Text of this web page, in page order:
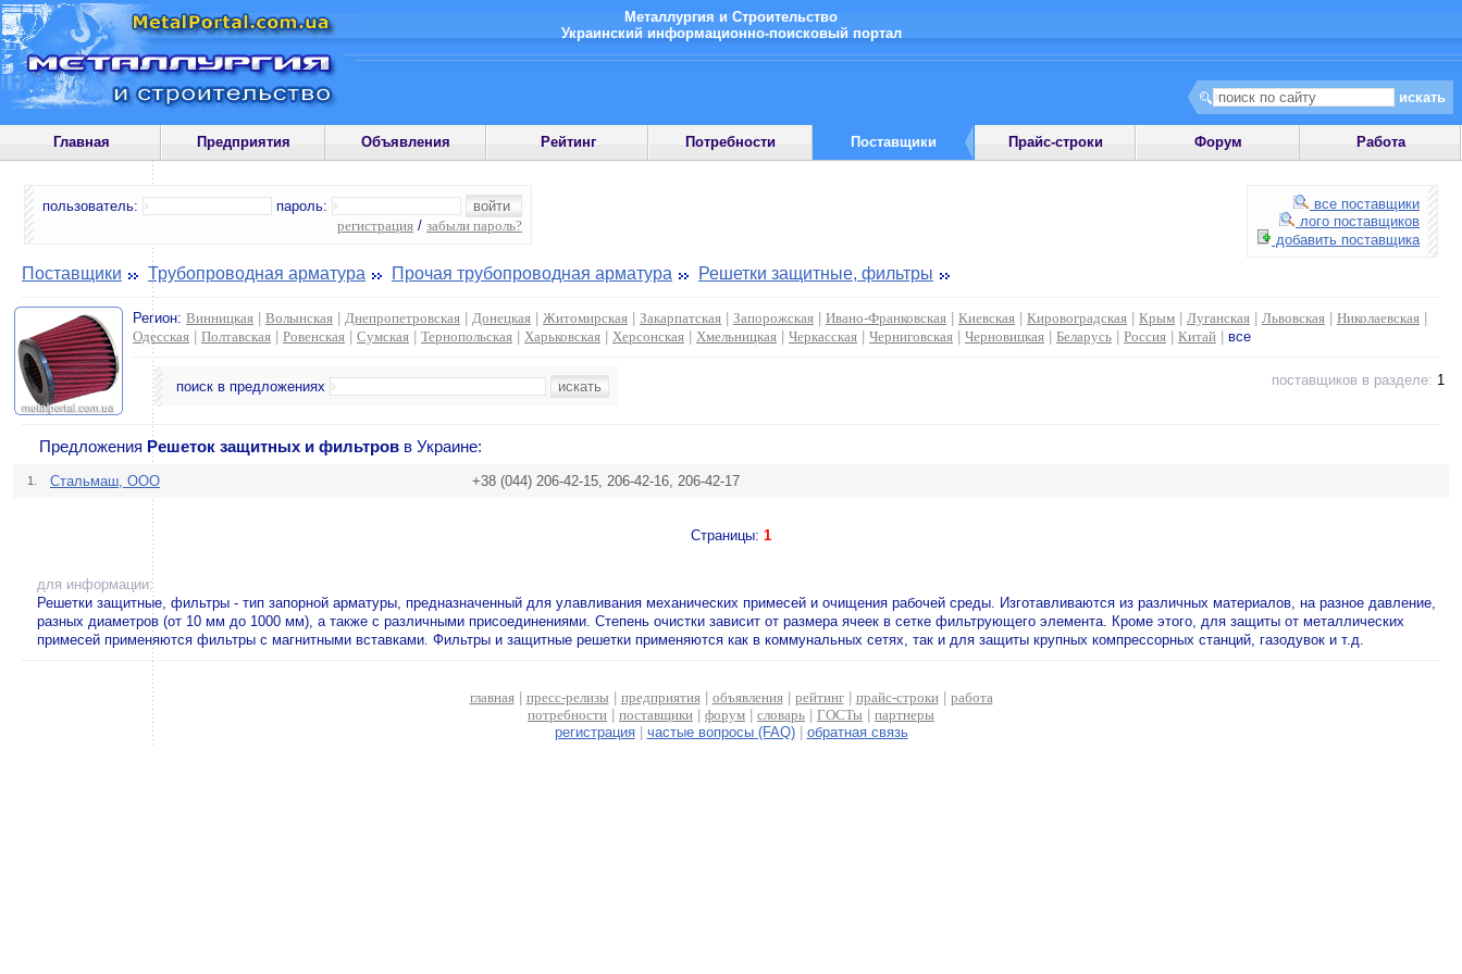
Металлургия и Строительство
Украинский информационно-поисковый портал
Главная Предприятия Объявления Рейтинг Потребности Поставщики Прайс-строки Форум Работа
пользователь:
пароль:
регистрация / забыли пароль?
все поставщики
лого поставщиков
добавить поставщика
Поставщики Трубопроводная арматура Прочая трубопроводная арматура Решетки защитные, фильтры
Регион: Винницкая Волынская Днепропетровская Донецкая Житомирская Закарпатская Запорожская Ивано-Франковская Киевская Кировоградская Крым Луганская Львовская Николаевская
Одесская
Полтавская Ровенская Сумская Тернопольская Харьковская Херсонская Хмельницкая Черкасская Черниговская Черновицкая Беларусь Россия Китай все
поиск в предложениях поставщиков в разделе: 1
Предложения Решеток защитных и фильтров в Украине:
1. Стальмаш, ООО +38 (044) 206-42-15, 206-42-16, 206-42-17
Страницы: 1
для информации:
Решетки защитные, фильтры - тип запорной арматуры, предназначенный для улавливания механических примесей и очищения рабочей среды. Изготавливаются из различных материалов, на разное давление,
разных диаметров (от 10 мм до 1000 мм), а также с различными присоединениями. Степень очистки зависит от размера ячеек в сетке фильтрующего элемента. Кроме этого, для защиты от металлических
примесей применяются фильтры с магнитными вставками. Фильтры и защитные решетки применяются как в коммунальных сетях, так и для защиты крупных компрессорных станций, газодувок и т.д.
главная| пресс-релизы предприятия| объявления| рейтинг| прайс-строки| работа
потребности
поставщики форум словарь ГОСТы
партнеры
регистрация| частые вопросы (FAQ)| обратная связь